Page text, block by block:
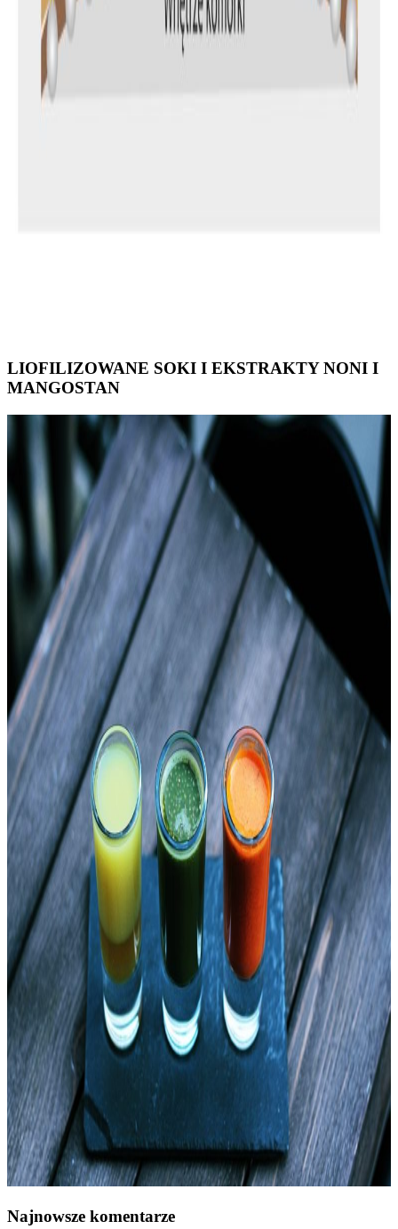
LIOFILIZOWANE SOKI I EKSTRAKTY NONI I
MANGOSTAN
Najnowsze komentarze